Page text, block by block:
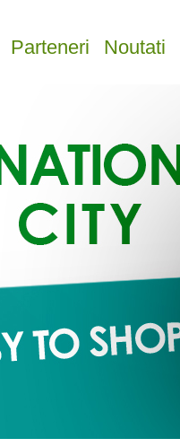
Parteneri Noutati